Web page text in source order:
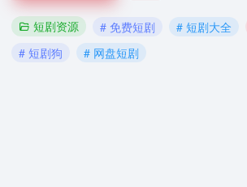
短剧资源 # 免费短剧 # 短剧大全
# 短剧狗
# 网盘短剧